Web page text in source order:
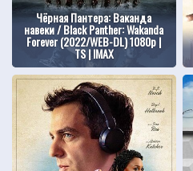
Чёрная Пантера: Ваканда
навеки / Black Panther: Wakanda
Forever (2022/WEB-DL) 1080p |
TS | IMAX